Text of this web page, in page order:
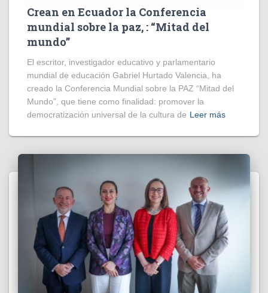
Crean en Ecuador la Conferencia
mundial sobre la paz, : “Mitad del
mundo”
El escritor, investigador educativo y parlamentario
mundial de educación Gabriel Hurtado Valencia, ha
creado la Conferencia Mundial sobre la PAZ “Mitad del
Mundo”, que tiene como finalidad: promover la
democratización universal de la cultura de Leer más